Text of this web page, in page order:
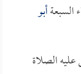
السبعةأبو
عليه الصلاة